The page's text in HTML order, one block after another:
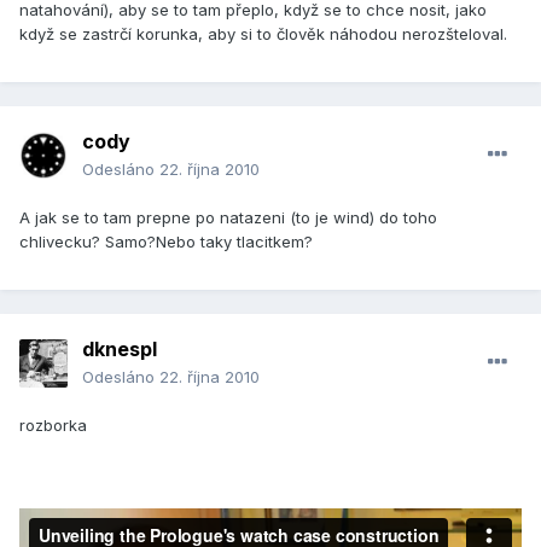
natahování), aby se to tam přeplo, když se to chce nosit, jako
když se zastrčí korunka, aby si to člověk náhodou nerozšteloval.
cody
Odesláno 22. října 2010
A jak se to tam prepne po natazeni (to je wind) do toho
chlivecku? Samo?Nebo taky tlacitkem?
dknespl
Odesláno 22. října 2010
rozborka